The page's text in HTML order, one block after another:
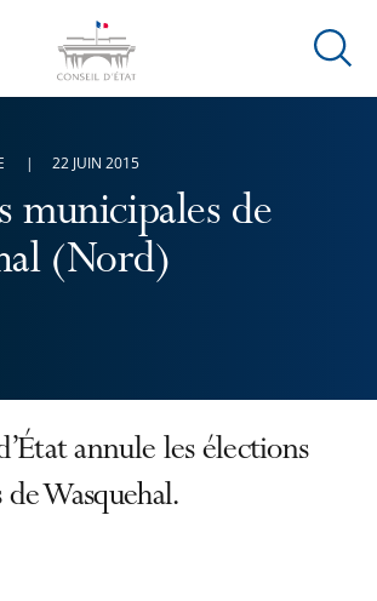
Ouvrir
municipales de
(Nord)
22 JUIN 2015
annule les élections
Wasquehal.